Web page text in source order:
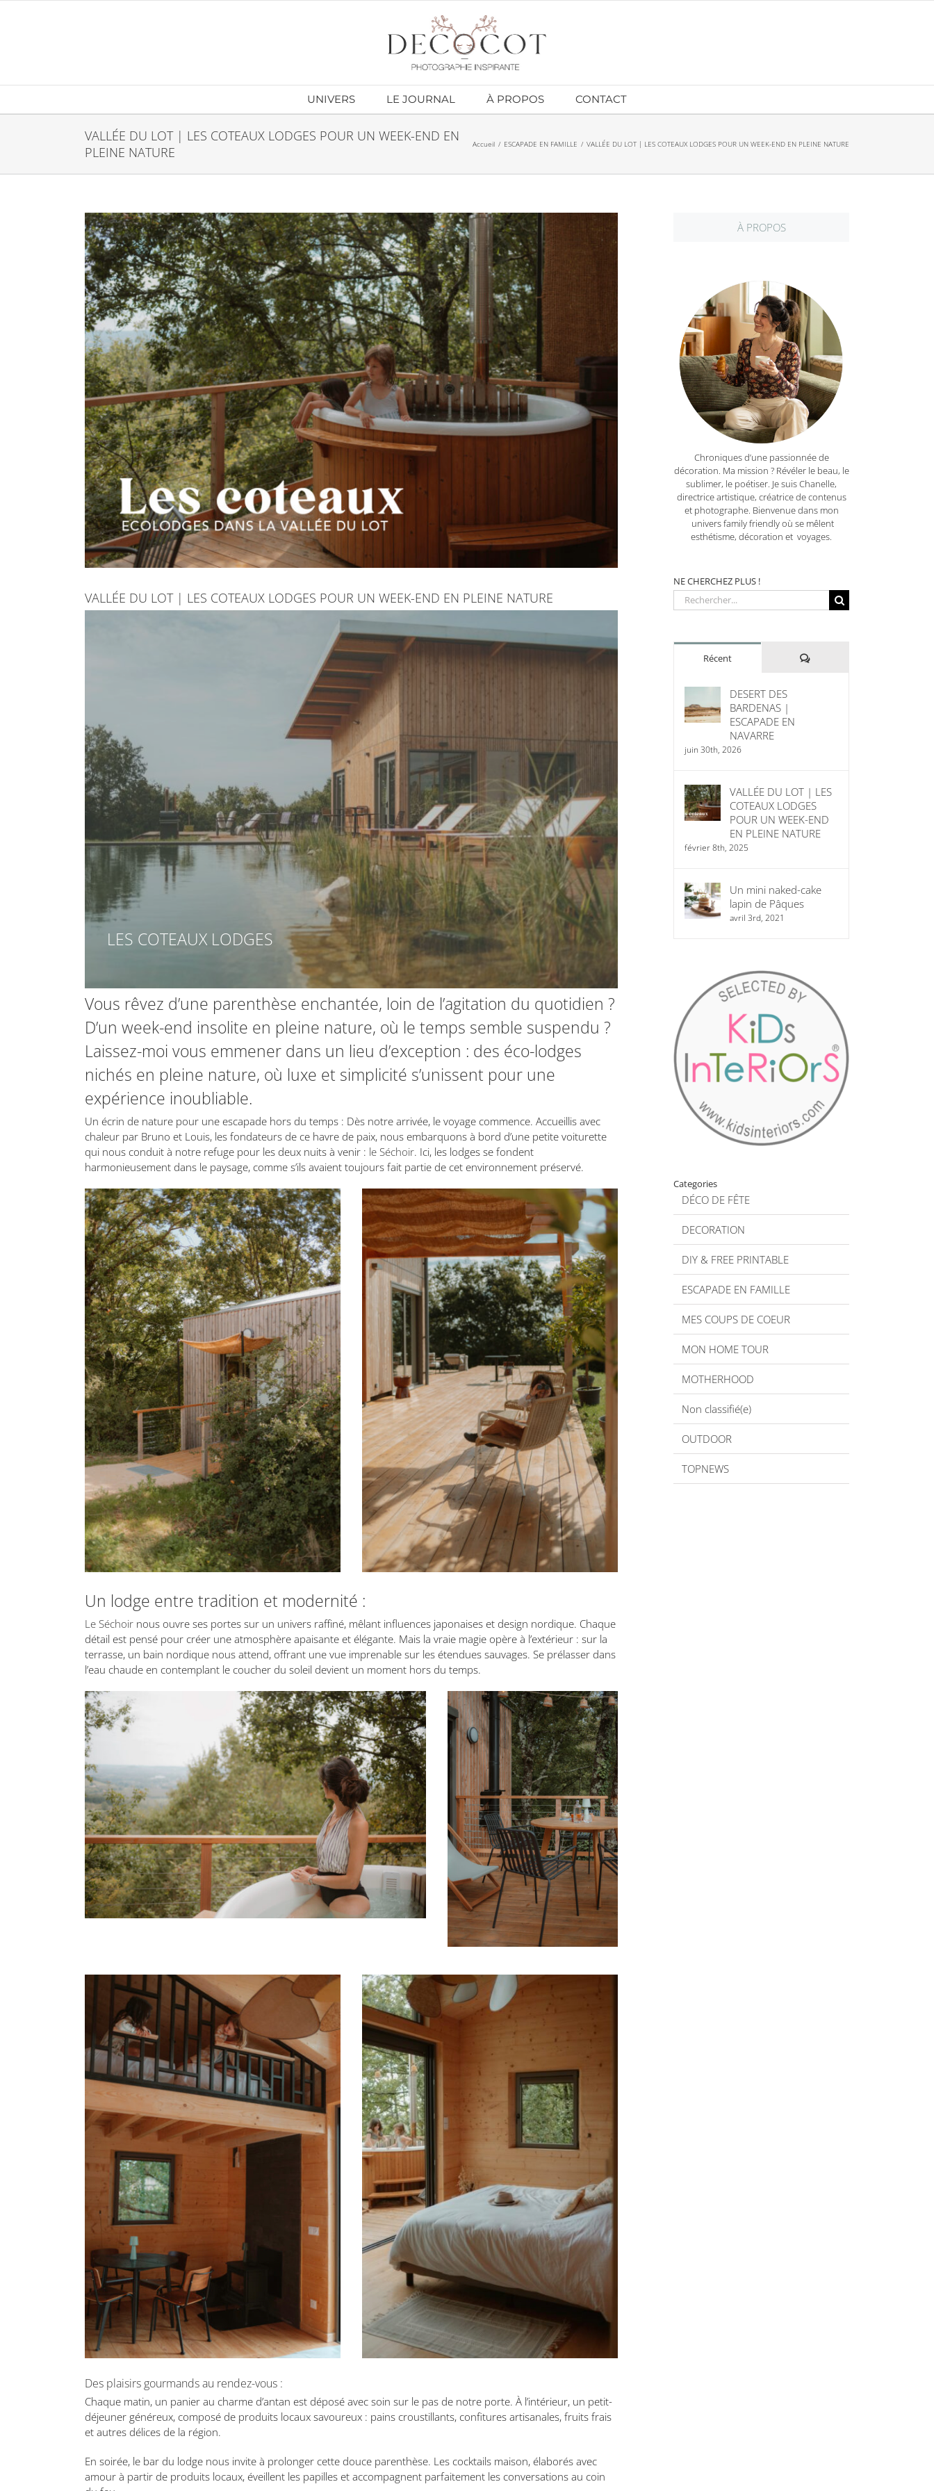
UNIVERS LE JOURNAL À PROPOS CONTACT
VALLÉE DU LOT | LES COTEAUX LODGES POUR UN WEEK-END EN
PLEINE NATURE
Accueil ESCAPADE EN FAMILLE VALLÉE DU LOT | LES COTEAUX LODGES POUR UN WEEK-END EN PLEINE NATURE
Voir
l'image
agrandie
VALLÉE DU LOT | LES COTEAUX LODGES POUR UN WEEK-END EN PLEINE NATURE
LES COTEAUX LODGES
Vous rêvez d’une parenthèse enchantée, loin de l’agitation du quotidien ?
D’un week-end insolite en pleine nature, où le temps semble suspendu ?
Laissez-moi vous emmener dans un lieu d’exception : des éco-lodges
nichés en pleine nature, où luxe et simplicité s’unissent pour une
expérience inoubliable.
Un écrin de nature pour une escapade hors du temps : Dès notre arrivée, le voyage commence. Accueillis avec
chaleur par Bruno et Louis, les fondateurs de ce havre de paix, nous embarquons à bord d’une petite voiturette
qui nous conduit à notre refuge pour les deux nuits à venir : le Séchoir. Ici, les lodges se fondent
harmonieusement dans le paysage, comme s’ils avaient toujours fait partie de cet environnement préservé.
Un lodge entre tradition et modernité :
Le Séchoir nous ouvre ses portes sur un univers raffiné, mêlant influences japonaises et design nordique. Chaque
détail est pensé pour créer une atmosphère apaisante et élégante. Mais la vraie magie opère à l’extérieur : sur la
terrasse, un bain nordique nous attend, offrant une vue imprenable sur les étendues sauvages. Se prélasser dans
l’eau chaude en contemplant le coucher du soleil devient un moment hors du temps.
Des plaisirs gourmands au rendez-vous :
Chaque matin, un panier au charme d’antan est déposé avec soin sur le pas de notre porte. À l’intérieur, un petit-
déjeuner généreux, composé de produits locaux savoureux : pains croustillants, confitures artisanales, fruits frais
et autres délices de la région.
En soirée, le bar du lodge nous invite à prolonger cette douce parenthèse. Les cocktails maison, élaborés avec
amour à partir de produits locaux, éveillent les papilles et accompagnent parfaitement les conversations au coin
À PROPOS
Chroniques d’une passionnée de
décoration. Ma mission ? Révéler le beau, le
sublimer, le poétiser. Je suis Chanelle,
directrice artistique, créatrice de contenus
et photographe. Bienvenue dans mon
univers family friendly où se mêlent
esthétisme, décoration et voyages.
NE CHERCHEZ PLUS !
Rechercher:
Récent Commentaires
DESERT DES
BARDENAS |
ESCAPADE EN
NAVARRE
juin 30th, 2026
VALLÉE DU LOT | LES
COTEAUX LODGES
POUR UN WEEK-END
EN PLEINE NATURE
février 8th, 2025
Un mini naked-cake
lapin de Pâques
avril 3rd, 2021
Categories
DÉCO DE FÊTE
DECORATION
DIY & FREE PRINTABLE
ESCAPADE EN FAMILLE
MES COUPS DE COEUR
MON HOME TOUR
MOTHERHOOD
Non classifié(e)
OUTDOOR
TOPNEWS